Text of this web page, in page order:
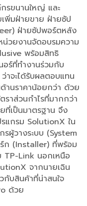
รขนานใหญ่ และ
พิ่มฝ่ายขาย ฝ่ายซัป
ฝ่ายซัปพอร์ตหลัง
วยงานจัดอบรมความ
พร้อมสิทธิ
อร์ที่ทำงานร่วมกับ
าจะได้รับผลตอบแทน
านราคาน้อยกว่า ด้วย
ราส่วนกำไรที่มากกว่า
ที่เป็นมาตรฐาน จึง
รแกรม SolutionX ใน
ผู้วางระบบ (System
ก (Installer) ที่พร้อม
TP-Link นอกเหนือ
จากนายเฉิน
กับสินค้าที่น่าสนใจ
ด้วย